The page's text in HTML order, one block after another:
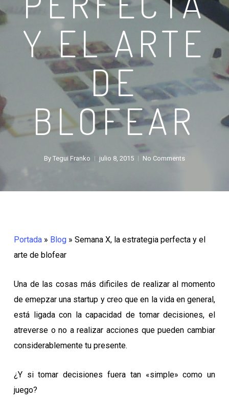
Y EL ARTE
DE
BLOFEAR
By Tegui Franko julio 8, 2015 No Comments
Portada» Blog» Semana X, la estrategia perfecta y el
arte de blofear
Una de las cosas más dificiles de realizar al momento
de emepzar una startup y creo que en la vida en general,
está ligada con la capacidad de tomar decisiones, el
atreverse o no a realizar acciones que pueden cambiar
considerablemente tu presente.
¿Y si tomar decisiones fuera tan «simple» como un
juego?